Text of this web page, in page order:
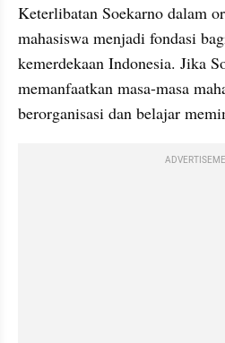
Keterlibatan Soekarno dalam
mahasiswa menjadi fondasi
kemerdekaan Indonesia. Jika
memanfaatkan masa-masa
berorganisasi dan belajar